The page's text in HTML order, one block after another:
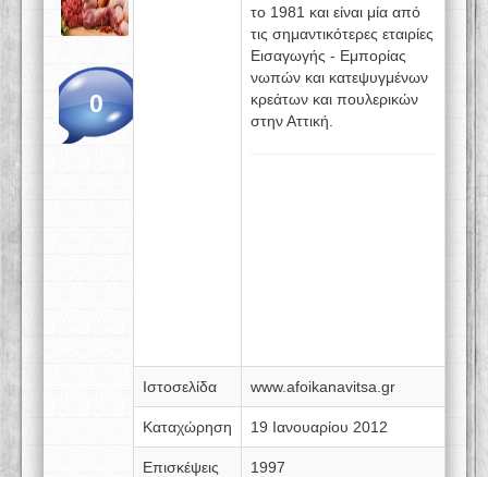
0
το 1981 και είναι μία από
τις σημαντικότερες εταιρίες
Εισαγωγής - Εμπορίας
νωπών και κατεψυγμένων
κρεάτων και πουλερικών
στην Αττική.
Ιστοσελίδα www.afoikanavitsa.gr
Καταχώρηση 19 Ιανουαρίου 2012
Επισκέψεις 1997